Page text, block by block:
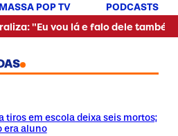
MASSA POP TV PODCASTS
lá e falo dele também" •
tiros em escola deixa seis mortos;
era aluno